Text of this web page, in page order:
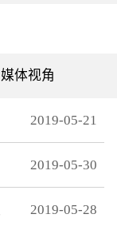
的电机控制。网线
减少前期接线、制
保护 可以实现系
，有效杜绝拖款。
，一键设置下发，
，多个轴联动加工
媒体视角
2019-05-21
2019-05-30
2019-05-28